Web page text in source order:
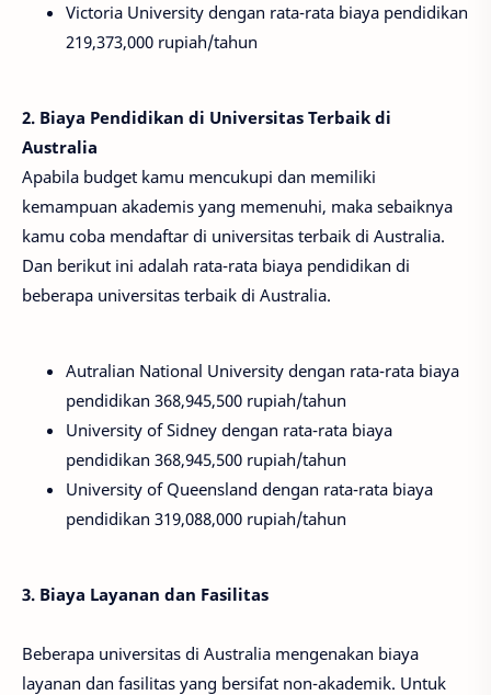
Victoria University dengan rata-rata biaya pendidikan
219,373,000 rupiah/tahun
2. Biaya Pendidikan di Universitas Terbaik di
Australia
Apabila budget kamu mencukupi dan memiliki
kemampuan akademis yang memenuhi, maka sebaiknya
kamu coba mendaftar di universitas terbaik di Australia.
Dan berikut ini adalah rata-rata biaya pendidikan di
beberapa universitas terbaik di Australia.
Autralian National University dengan rata-rata biaya
pendidikan 368,945,500 rupiah/tahun
University of Sidney dengan rata-rata biaya
pendidikan 368,945,500 rupiah/tahun
University of Queensland dengan rata-rata biaya
pendidikan 319,088,000 rupiah/tahun
3. Biaya Layanan dan Fasilitas
Beberapa universitas di Australia mengenakan biaya
layanan dan fasilitas yang bersifat non-akademik. Untuk